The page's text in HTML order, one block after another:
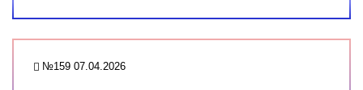
№159 07.04.2026